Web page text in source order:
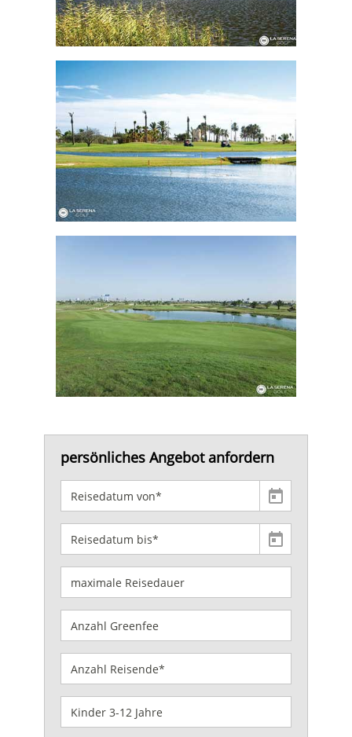
persönliches Angebot anfordern